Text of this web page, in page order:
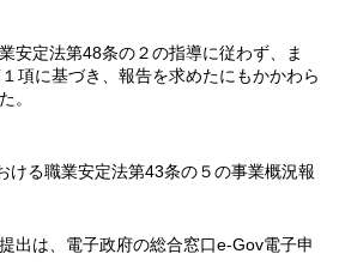
安定法第48条の２の指導に従わず、ま
項に基づき、報告を求めたにもかかわら
。
ける職業安定法第43条の５の事業概況報
出は、電子政府の総合窓口e-Gov電子申